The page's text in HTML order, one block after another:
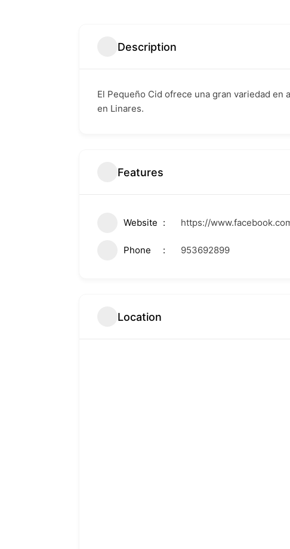
Description
El Pequeño Cid ofrece una gran variedad
en Linares.
Features
Website https://
Phone 953692899
Location